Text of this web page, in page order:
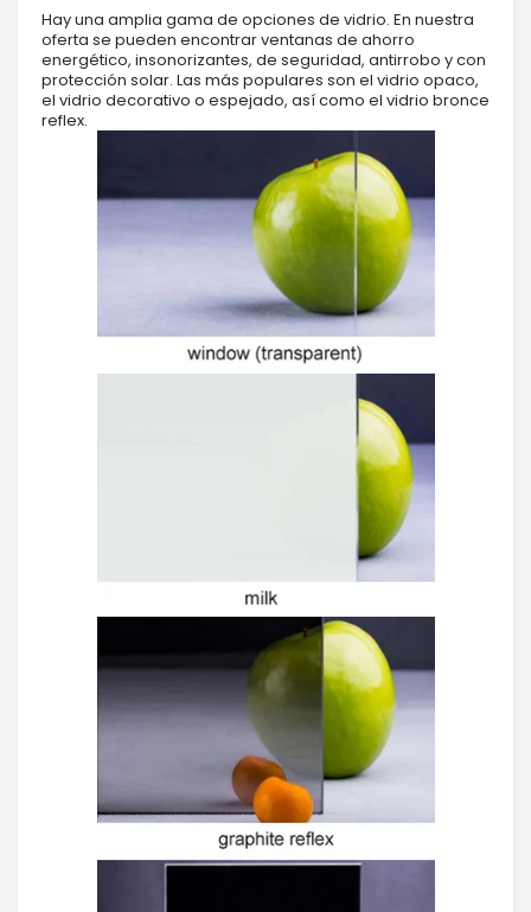
Hay una amplia gama de opciones de vidrio. En nuestra
oferta se pueden encontrar ventanas de ahorro
energético, insonorizantes, de seguridad, antirrobo y con
protección solar. Las más populares son el vidrio opaco,
el vidrio decorativo o espejado, así como el vidrio bronce
reflex.